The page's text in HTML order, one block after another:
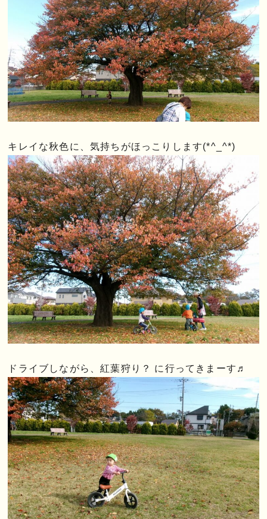
キレイな秋色に、気持ちがほっこりします(*^_^*)
ドライブしながら、紅葉狩り？ に行ってきまーす♬